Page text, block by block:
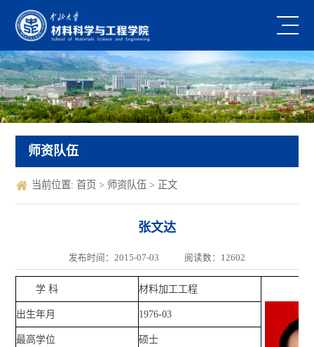
师资队伍
当前位置: 首页 > 师资队伍 > 正文
张文达
发布时间：2015-07-03 阅读数： 12602
学 科 材料加工工程
出生年月 1976-03
最高学位 硕士